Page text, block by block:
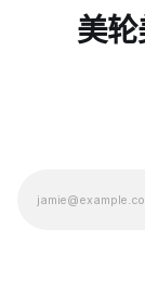
美